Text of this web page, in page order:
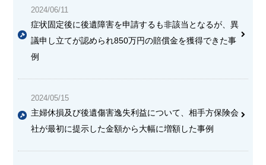
2024/06/11
症状固定後に後遺障害を申請するも非該当となるが、異
議申し立てが認められ850万円の賠償金を獲得できた事
例
2024/05/15
主婦休損及び後遺傷害逸失利益について、相手方保険会
社が最初に提示した金額から大幅に増額した事例